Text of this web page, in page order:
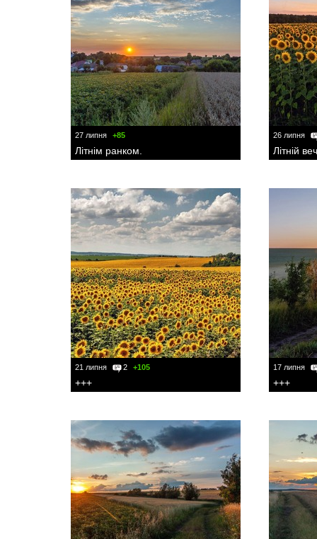
27 липня +85
Літнім ранком.
26 липня
Літній
21 липня 2 +105
+++
17 липня
+++